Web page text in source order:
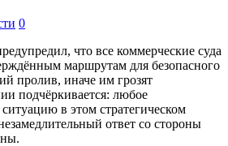
0
что все коммерческие суда
маршрутам для безопасного
пролив, иначе им грозят
подчёркивается: любое
в этом стратегическом
ответ со стороны